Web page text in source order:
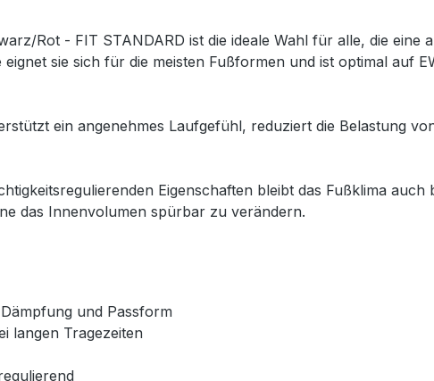
Rot - FIT STANDARD ist die ideale Wahl für alle, die
sie sich für die meisten Fußformen und ist optimal auf
ein angenehmes Laufgefühl, reduziert die Belastung
Eigenschaften bleibt das Fußklima
das Innenvolumen spürbar zu verändern.
und Passform
langen Tragezeiten